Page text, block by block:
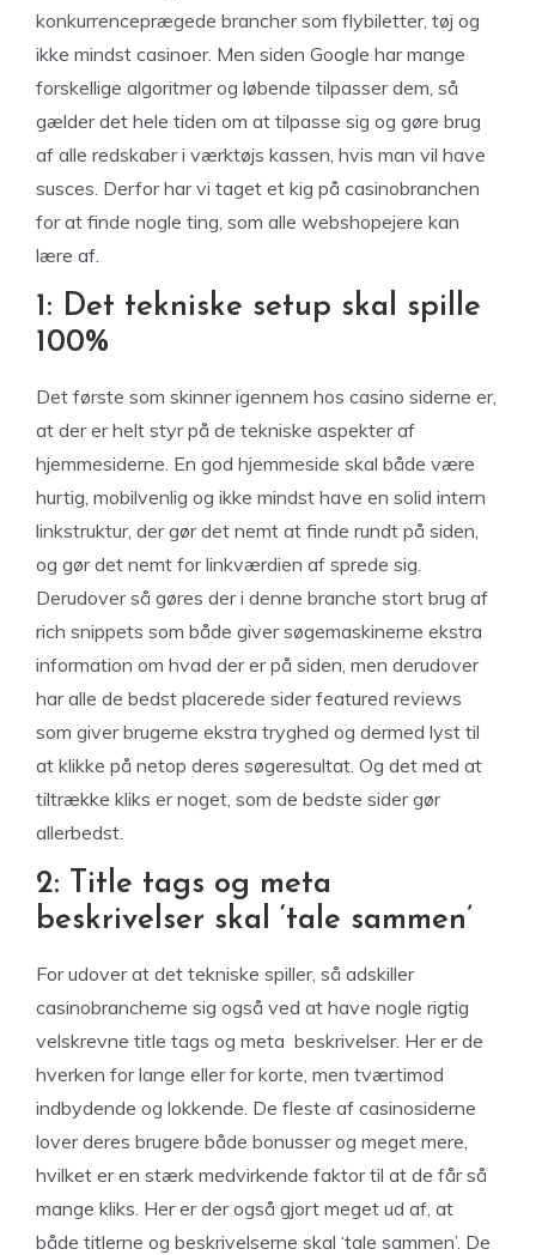
konkurrenceprægede brancher som flybiletter, tøj og
ikke mindst casinoer. Men siden Google har mange
forskellige algoritmer og løbende tilpasser dem, så
gælder det hele tiden om at tilpasse sig og gøre brug
af alle redskaber i værktøjs kassen, hvis man vil have
susces. Derfor har vi taget et kig på casinobranchen
for at finde nogle ting, som alle webshopejere kan
lære af.
1: Det tekniske setup skal spille
100%
Det første som skinner igennem hos casino siderne er,
at der er helt styr på de tekniske aspekter af
hjemmesiderne. En god hjemmeside skal både være
hurtig, mobilvenlig og ikke mindst have en solid intern
linkstruktur, der gør det nemt at finde rundt på siden,
og gør det nemt for linkværdien af sprede sig.
Derudover så gøres der i denne branche stort brug af
rich snippets som både giver søgemaskinerne ekstra
information om hvad der er på siden, men derudover
har alle de bedst placerede sider featured reviews
som giver brugerne ekstra tryghed og dermed lyst til
at klikke på netop deres søgeresultat. Og det med at
tiltrække kliks er noget, som de bedste sider gør
allerbedst.
2: Title tags og meta
beskrivelser skal ‘tale sammen’
For udover at det tekniske spiller, så adskiller
casinobrancherne sig også ved at have nogle rigtig
velskrevne title tags og meta beskrivelser. Her er de
hverken for lange eller for korte, men tværtimod
indbydende og lokkende. De fleste af casinosiderne
lover deres brugere både bonusser og meget mere,
hvilket er en stærk medvirkende faktor til at de får så
mange kliks. Her er der også gjort meget ud af, at
både titlerne og beskrivelserne skal ‘tale sammen’. De